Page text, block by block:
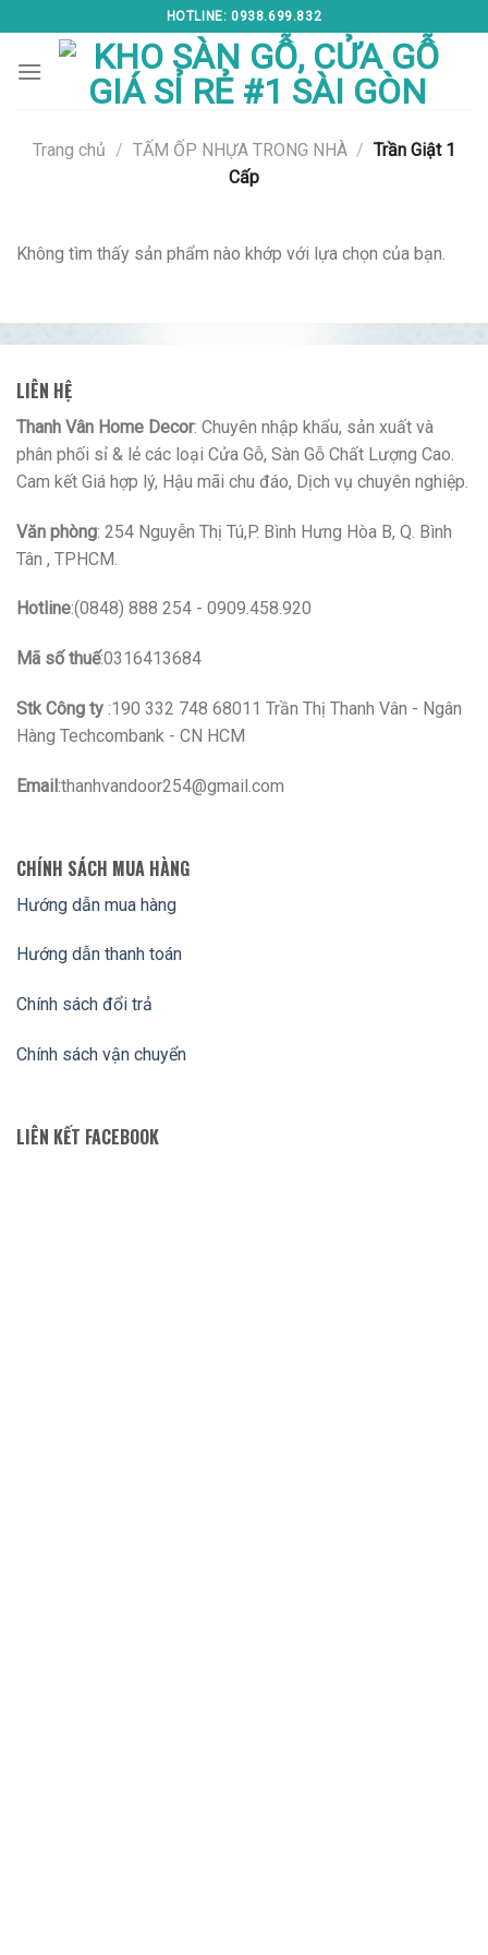
content
HOTLINE: 0938.699.832
Trang chủ / TẤM ỐP NHỰA TRONG NHÀ / Trần Giật 1
Cấp
Không tìm thấy sản phẩm nào khớp với lựa chọn của bạn.
LIÊN HỆ
Thanh Vân Home Decor: Chuyên nhập khẩu, sản xuất và
phân phối sỉ & lẻ các loại Cửa Gỗ, Sàn Gỗ Chất Lượng Cao.
Cam kết Giá hợp lý, Hậu mãi chu đáo, Dịch vụ chuyên nghiệp.
Văn phòng: 254 Nguyễn Thị Tú,P. Bình Hưng Hòa B, Q. Bình
Tân , TPHCM.
Hotline:(0848) 888 254 - 0909.458.920
Mã số thuế:0316413684
Stk Công ty :190 332 748 68011 Trần Thị Thanh Vân - Ngân
Hàng Techcombank - CN HCM
Email:thanhvandoor254@gmail.com
CHÍNH SÁCH MUA HÀNG
Hướng dẫn mua hàng
Hướng dẫn thanh toán
Chính sách đổi trả
Chính sách vận chuyển
LIÊN KẾT FACEBOOK